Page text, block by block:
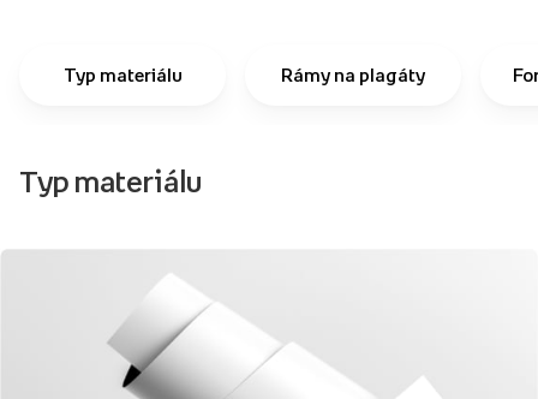
Typ materiálu Rámy na plagáty
Typ materiálu